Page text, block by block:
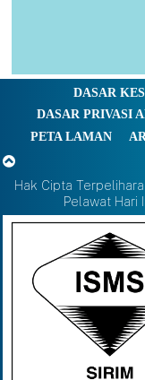
DASAR
DASAR PRIVASI
PETA LAMAN
Hak Cipta
Pelawat Hari